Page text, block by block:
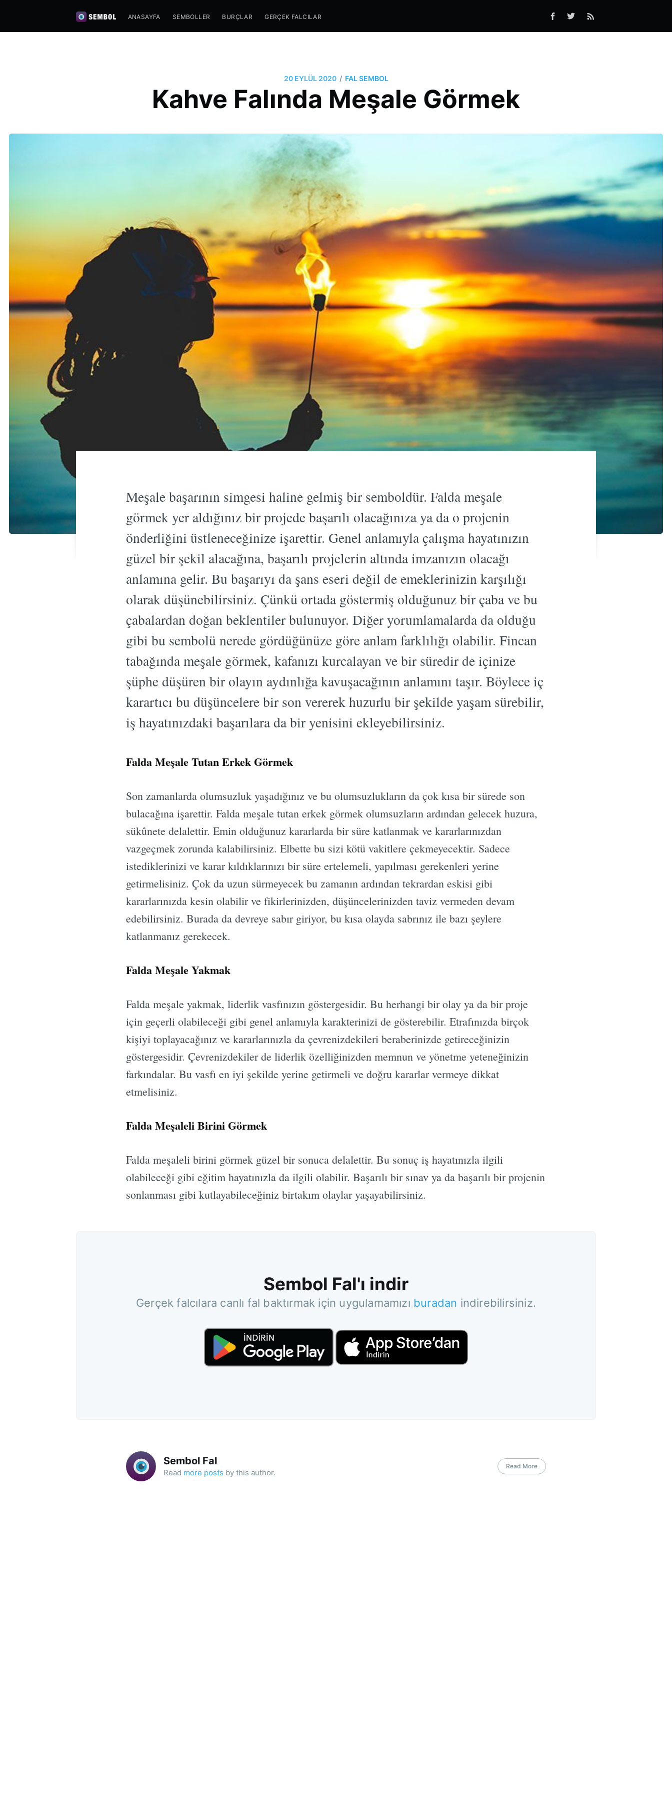
ANASAYFA SEMBOLLER BURÇLAR GERÇEK FALCILAR
20 EYLÜL 2020 / FAL SEMBOL
Kahve Falında Meşale Görmek
Meşale başarının simgesi haline gelmiş bir semboldür. Falda meşale
görmek yer aldığınız bir projede başarılı olacağınıza ya da o projenin
önderliğini üstleneceğinize işarettir. Genel anlamıyla çalışma hayatınızın
güzel bir şekil alacağına, başarılı projelerin altında imzanızın olacağı
anlamına gelir. Bu başarıyı da şans eseri değil de emeklerinizin karşılığı
olarak düşünebilirsiniz. Çünkü ortada göstermiş olduğunuz bir çaba ve bu
çabalardan doğan beklentiler bulunuyor. Diğer yorumlamalarda da olduğu
gibi bu sembolü nerede gördüğünüze göre anlam farklılığı olabilir. Fincan
tabağında meşale görmek, kafanızı kurcalayan ve bir süredir de içinize
şüphe düşüren bir olayın aydınlığa kavuşacağının anlamını taşır. Böylece iç
karartıcı bu düşüncelere bir son vererek huzurlu bir şekilde yaşam sürebilir,
iş hayatınızdaki başarılara da bir yenisini ekleyebilirsiniz.
Falda Meşale Tutan Erkek Görmek
Son zamanlarda olumsuzluk yaşadığınız ve bu olumsuzlukların da çok kısa bir sürede son
bulacağına işarettir. Falda meşale tutan erkek görmek olumsuzların ardından gelecek huzura,
sükûnete delalettir. Emin olduğunuz kararlarda bir süre katlanmak ve kararlarınızdan
vazgeçmek zorunda kalabilirsiniz. Elbette bu sizi kötü vakitlere çekmeyecektir. Sadece
istediklerinizi ve karar kıldıklarınızı bir süre ertelemeli, yapılması gerekenleri yerine
getirmelisiniz. Çok da uzun sürmeyecek bu zamanın ardından tekrardan eskisi gibi
kararlarınızda kesin olabilir ve fikirlerinizden, düşüncelerinizden taviz vermeden devam
edebilirsiniz. Burada da devreye sabır giriyor, bu kısa olayda sabrınız ile bazı şeylere
katlanmanız gerekecek.
Falda Meşale Yakmak
Falda meşale yakmak, liderlik vasfınızın göstergesidir. Bu herhangi bir olay ya da bir proje
için geçerli olabileceği gibi genel anlamıyla karakterinizi de gösterebilir. Etrafınızda birçok
kişiyi toplayacağınız ve kararlarınızla da çevrenizdekileri beraberinizde getireceğinizin
göstergesidir. Çevrenizdekiler de liderlik özelliğinizden memnun ve yönetme yeteneğinizin
farkındalar. Bu vasfı en iyi şekilde yerine getirmeli ve doğru kararlar vermeye dikkat
etmelisiniz.
Falda Meşaleli Birini Görmek
Falda meşaleli birini görmek güzel bir sonuca delalettir. Bu sonuç iş hayatınızla ilgili
olabileceği gibi eğitim hayatınızla da ilgili olabilir. Başarılı bir sınav ya da başarılı bir projenin
sonlanması gibi kutlayabileceğiniz birtakım olaylar yaşayabilirsiniz.
Sembol Fal'ı indir
Gerçek falcılara canlı fal baktırmak için uygulamamızı buradan indirebilirsiniz.
Sembol Fal
Read more posts by this author.
Read More